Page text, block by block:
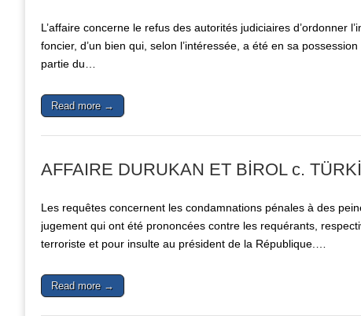
L’affaire concerne le refus des autorités judiciaires d’ordonner
foncier, d’un bien qui, selon l’intéressée, a été en sa
partie du…
Read more →
AFFAIRE DURUKAN ET BİROL c.
Les requêtes concernent les condamnations pénales à des
jugement qui ont été prononcées contre les requérants,
terroriste et pour insulte au président de la République.…
Read more →